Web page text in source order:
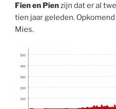
Fien en Pienzijn dat er al
tien jaar geleden.
Mies.